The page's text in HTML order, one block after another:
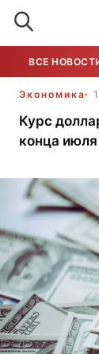
ВСЕ
Экономика
Курс
конца